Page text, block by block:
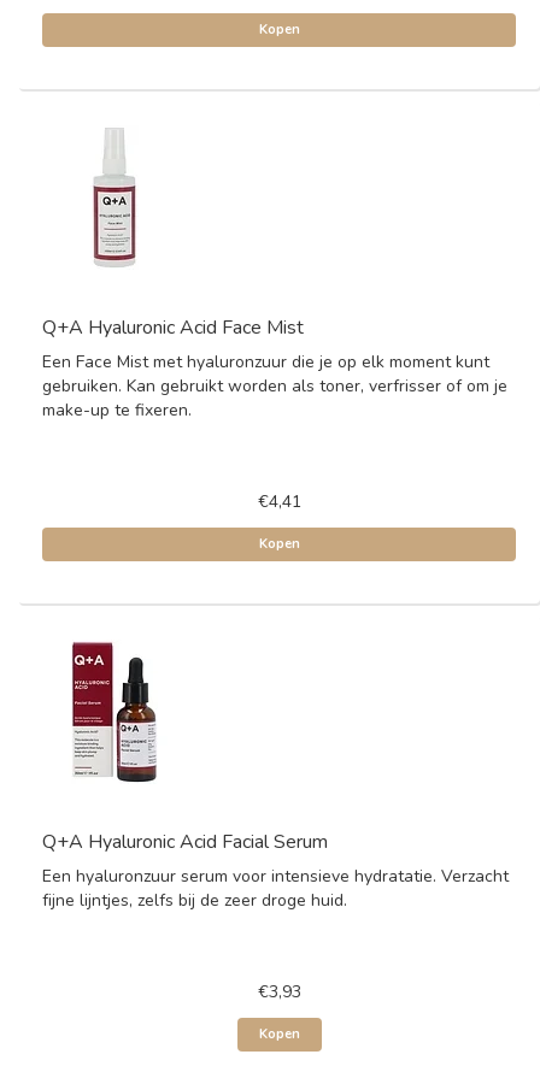
Kopen
Q+A Hyaluronic Acid Face Mist
Een Face Mist met hyaluronzuur die je op elk moment kunt
gebruiken. Kan gebruikt worden als toner, verfrisser of om je
make-up te fixeren.
€4,41
Kopen
Q+A Hyaluronic Acid Facial Serum
Een hyaluronzuur serum voor intensieve hydratatie. Verzacht
fijne lijntjes, zelfs bij de zeer droge huid.
€3,93
Kopen